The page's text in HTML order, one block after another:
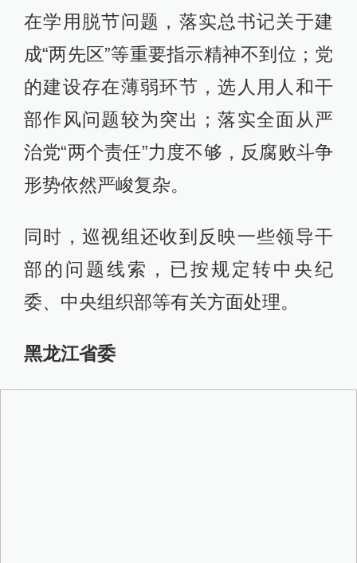
在学用脱节问题，落实总书记关于建
成“两先区”等重要指示精神不到位；党
的建设存在薄弱环节，选人用人和干
部作风问题较为突出；落实全面从严
治党“两个责任”力度不够，反腐败斗争
形势依然严峻复杂。
同时，巡视组还收到反映一些领导干
部的问题线索，已按规定转中央纪
委、中央组织部等有关方面处理。
黑龙江省委